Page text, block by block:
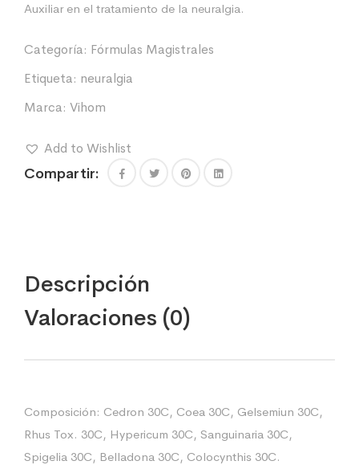
Auxiliar en el tratamiento de la neuralgia.
Categoría: Fórmulas Magistrales
Etiqueta: neuralgia
Marca: Vihom
Add to Wishlist
Compartir:
Descripción
Valoraciones (0)
Composición: Cedron 30C, Coea 30C, Gelsemiun 30C,
Rhus Tox. 30C, Hypericum 30C, Sanguinaria 30C,
Spigelia 30C, Belladona 30C, Colocynthis 30C.